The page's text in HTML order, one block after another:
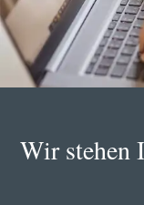
Wir stehen